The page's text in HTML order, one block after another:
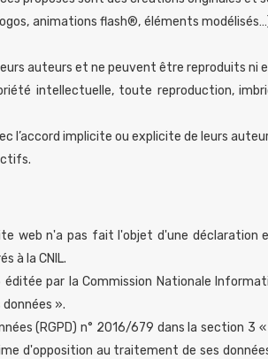
animations flash®, éléments
auteurs et ne peuvent être reproduits ni
intellectuelle, toute reproduction,
l’accord implicite ou explicite de leurs
web n'a pas fait l'objet d'une
à la CNIL.
par la Commission Nationale
».
(RGPD) n° 2016/679 dans la section
d'opposition au traitement de ses